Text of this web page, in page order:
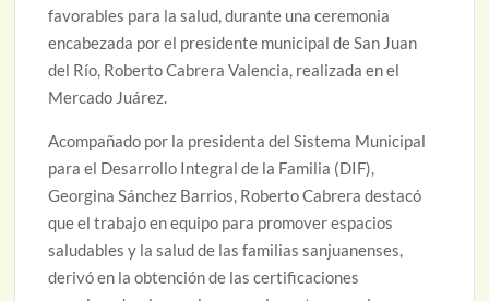
favorables para la salud, durante una ceremonia
encabezada por el presidente municipal de San Juan
del Río, Roberto Cabrera Valencia, realizada en el
Mercado Juárez.
Acompañado por la presidenta del Sistema Municipal
para el Desarrollo Integral de la Familia (DIF),
Georgina Sánchez Barrios, Roberto Cabrera destacó
que el trabajo en equipo para promover espacios
saludables y la salud de las familias sanjuanenses,
derivó en la obtención de las certificaciones